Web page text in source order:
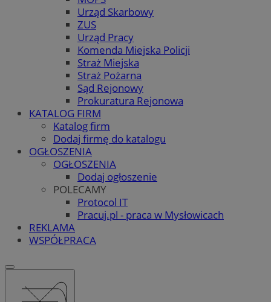
Urząd Skarbowy
ZUS
Urząd Pracy
Komenda Miejska Policji
Straż Miejska
Straż Pożarna
Sąd Rejonowy
Prokuratura Rejonowa
KATALOG FIRM
Katalog firm
Dodaj firmę do katalogu
OGŁOSZENIA
OGŁOSZENIA
Dodaj ogłoszenie
POLECAMY
Protocol IT
Pracuj.pl - praca w Mysłowicach
REKLAMA
WSPÓŁPRACA